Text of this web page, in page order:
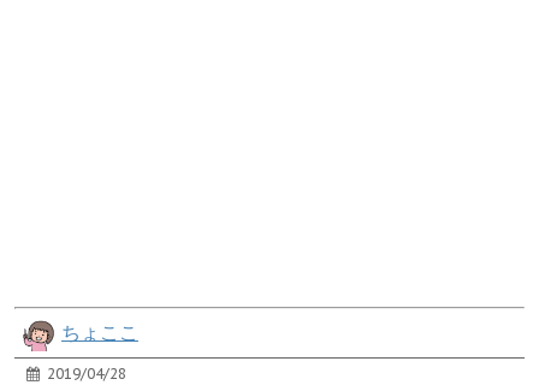
ちょここ
2019/04/28